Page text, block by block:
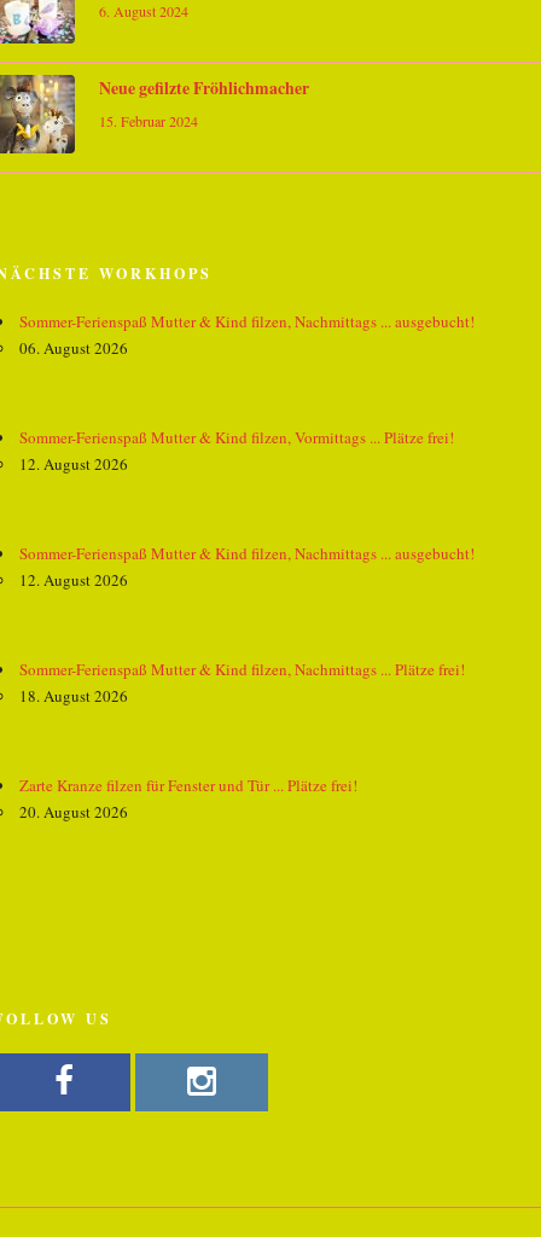
6. August 2024
Neue gefilzte Fröhlichmacher
15. Februar 2024
WORKHOPS
Sommer-Ferienspaß Mutter & Kind filzen, Nachmittags ... ausgebucht!
06. August 2026
Sommer-Ferienspaß Mutter & Kind filzen, Vormittags ... Plätze frei!
12. August 2026
Sommer-Ferienspaß Mutter & Kind filzen, Nachmittags ... ausgebucht!
12. August 2026
Sommer-Ferienspaß Mutter & Kind filzen, Nachmittags ... Plätze frei!
18. August 2026
Zarte Kranze filzen für Fenster und Tür ... Plätze frei!
20. August 2026
US